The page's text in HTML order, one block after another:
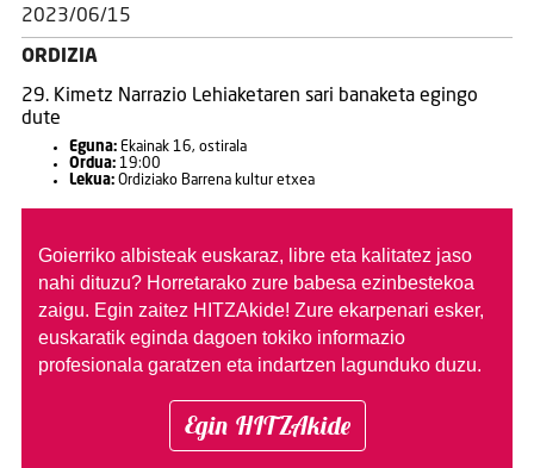
2023/06/15
ORDIZIA
29. Kimetz Narrazio Lehiaketaren sari banaketa egingo
dute
Eguna:Ekainak 16, ostirala
Ordua:19:00
Lekua:Ordiziako Barrena kultur etxea
Goierriko albisteak euskaraz, libre eta kalitatez jaso
nahi dituzu? Horretarako zure babesa ezinbestekoa
zaigu. Egin zaitez HITZAkide! Zure ekarpenari esker,
euskaratik eginda dagoen tokiko informazio
profesionala garatzen eta indartzen lagunduko duzu.
Egin HITZAkide